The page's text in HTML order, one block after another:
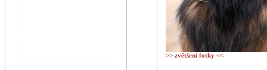
>> zvětšení fotky <<